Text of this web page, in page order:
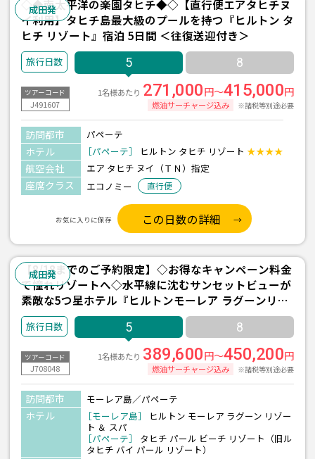
成田発
◇◆南太平洋の楽園タヒチ◆◇【直行便エアタヒチヌ
イ利用】タヒチ島最大級のプールを持つ『ヒルトン タ
ヒチ リゾート』宿泊 5日間 ＜往復送迎付き＞
5 8
ツアーコード
J491607
1名様あたり 271,000円～415,000円
燃油サーチャージ込み ※諸税等別途必要
訪問都市 パペーテ
ホテル ［パペーテ］ ヒルトン タヒチ リゾート ★★★★
航空会社 エア タヒチ ヌイ（ＴＮ）指定
座席クラス エコノミー 直行便
お気に入りに保存 この日数の詳細
成田発
【8/18までのご予約限定】◇お得なキャンペーン料金
で憧れリゾートへ◇水平線に沈むサンセットビューが
素敵な5つ星ホテル『ヒルトンモーレア ラグーンリゾ
ート＆スパ(水上バンガロー/朝食付)/2泊』＋パペーテ
1泊 5日間 ＜往復送迎付き＞
5 8
ツアーコード
J708048
1名様あたり 389,600円～450,200円
燃油サーチャージ込み ※諸税等別途必要
訪問都市 モーレア島／パペーテ
ホテル ［モーレア島］
ヒルトン モーレア ラグーン リゾー
ト ＆ スパ
［パペーテ］
タヒチ パール ビーチ リゾート（旧ル
タヒチ バイ パール リゾート）